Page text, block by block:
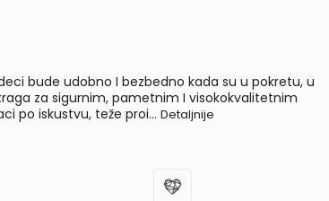
bude udobno I bezbedno kada su u pokretu, u
za sigurnim, pametnim I visokokvalitetnim
po iskustvu, teže proi... Detaljnije